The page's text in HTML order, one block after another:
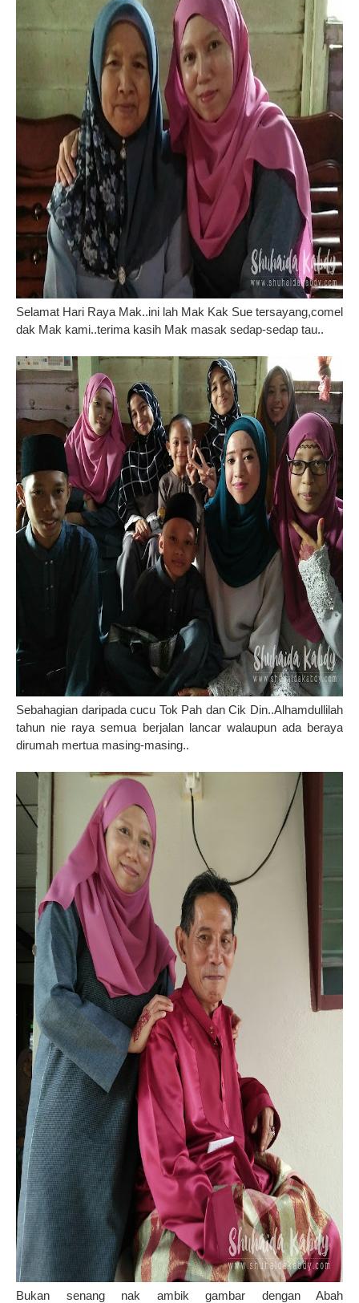
Selamat Hari Raya Mak..ini lah Mak Kak Sue tersayang,comel
dak Mak kami..terima kasih Mak masak sedap-sedap tau..
Sebahagian daripada cucu Tok Pah dan Cik Din..Alhamdullilah
tahun nie raya semua berjalan lancar walaupun ada beraya
dirumah mertua masing-masing..
Bukan senang nak ambik gambar dengan Abah